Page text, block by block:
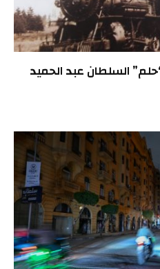
“حلم” السلطان عبد الحميد